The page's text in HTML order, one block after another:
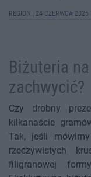
REGION 24 CZERWCA 2025
Biżuteria
zachwycić?
Czy drobny
kilkanaście
Tak, jeśli
rzeczywistych
filigranowej